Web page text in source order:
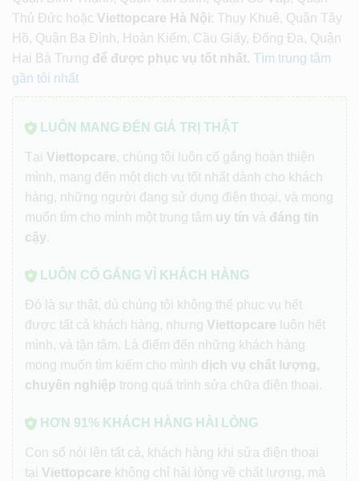
Thủ Đức hoặc Viettopcare Hà Nội: Thụy Khuê, Quận Tây
Hồ, Quận Ba Đình, Hoàn Kiếm, Cầu Giấy, Đống Đa, Quận
Hai Bà Trưng để được phục vụ tốt nhất. Tìm trung tâm
gần tôi nhất
LUÔN MANG ĐẾN GIÁ TRỊ THẬT
Tại Viettopcare, chúng tôi luôn cố gắng hoàn thiện
mình, mang đến một dịch vụ tốt nhất dành cho khách
hàng, những người đang sử dụng điện thoại, và mong
muốn tìm cho mình một trung tâm uy tín và đáng tin
cậy.
LUÔN CỐ GẮNG VÌ KHÁCH HÀNG
Đó là sự thật, dù chúng tôi không thể phục vụ hết
được tất cả khách hàng, nhưng Viettopcare luôn hết
mình, và tận tâm. Là điểm đến những khách hàng
mong muốn tìm kiếm cho mình dịch vụ chất lượng,
chuyên nghiệp trong quá trình sửa chữa điện thoại.
HƠN 91% KHÁCH HÀNG HÀI LÒNG
Con số nói lên tất cả, khách hàng khi sửa điện thoại
tại Viettopcare không chỉ hài lòng về chất lượng, mà